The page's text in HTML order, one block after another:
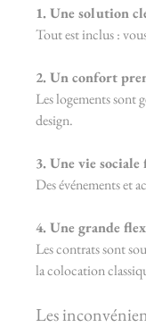
1. Une solution
Tout est inclus :
2. Un confort
Les logements sont
design.
3. Une vie
Des événements et
4. Une grande
Les contrats sont
la colocation
Les